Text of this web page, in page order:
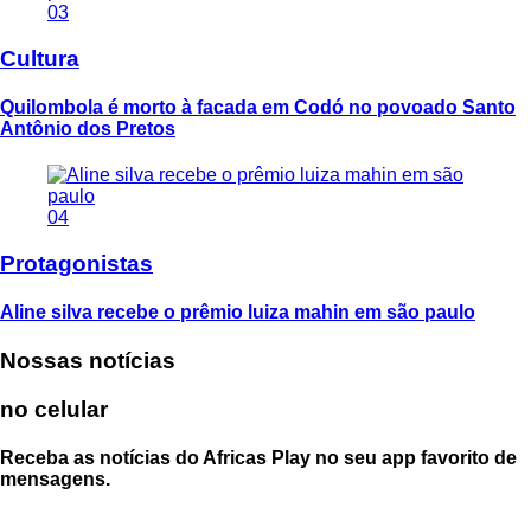
03
Cultura
Quilombola é morto à facada em Codó no povoado Santo
Antônio dos Pretos
04
Protagonistas
Aline silva recebe o prêmio luiza mahin em são paulo
Nossas notícias
no celular
Receba as notícias do Africas Play no seu app favorito de
mensagens.